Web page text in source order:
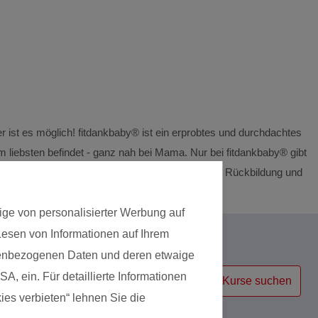
ist es möglich! fitdankbaby® ist ein erprobtes und durchdachtes
liebsten befindet - ganz nah bei Mama. Nur bei fitdankbaby® gibt
vereinst du aufbauendes Workout nach der Rückbildung und
Krabbelgruppe.).
Kursart
Kurse suchen
von personalisierter Werbung auf
von Informationen auf Ihrem
Daten und deren etwaige
ein. Für detaillierte Informationen
verbieten“ lehnen Sie die